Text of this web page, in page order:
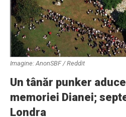
Imagine: AnonSBF / Reddit
Un tânăr punker
memoriei Dianei;
Londra